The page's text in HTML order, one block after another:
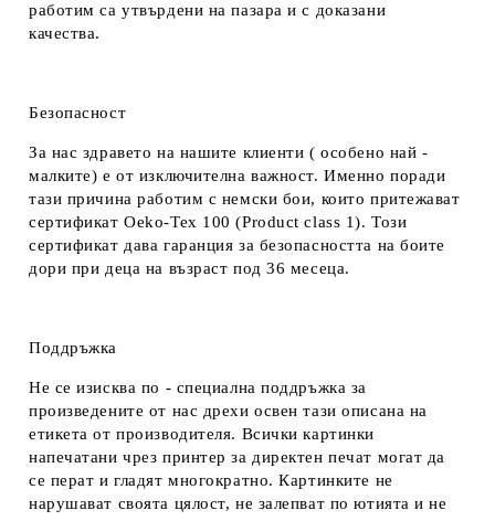
работим са утвърдени на пазара и с доказани
качества.
Безопасност
За нас здравето на нашите клиенти ( особено най -
малките) е от изключителна важност. Именно поради
тази причина работим с немски бои, които притежават
сертификат Oeko-Tex 100 (Product class 1). Този
сертификат дава гаранция за безопасността на боите
дори при деца на възраст под 36 месеца.
Поддръжка
Не се изисква по - специална поддръжка за
произведените от нас дрехи освен тази описана на
етикета от производителя. Всички картинки
напечатани чрез принтер за директен печат могат да
се перат и гладят многократно. Картинките не
нарушават своята цялост, не залепват по ютията и не